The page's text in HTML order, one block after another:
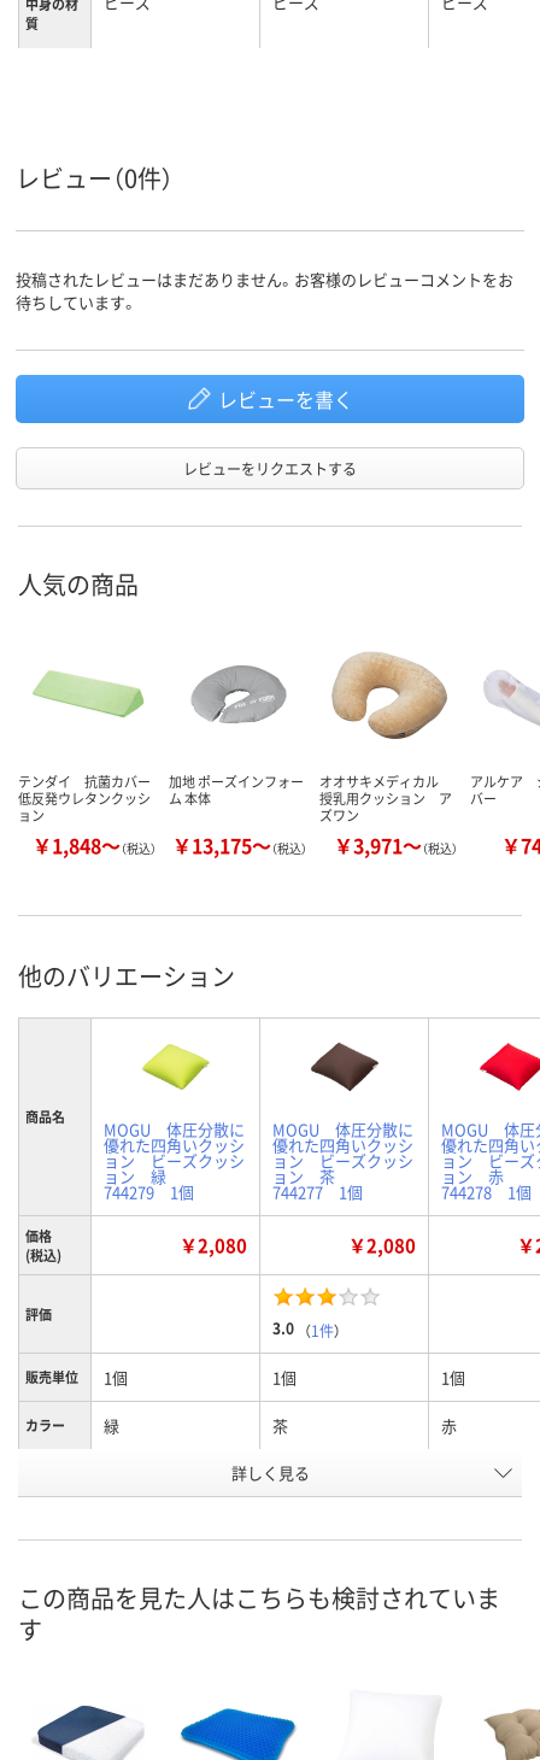
質
レビュー（0件）
投稿されたレビューはまだありません。お客様のレビューコメントをお
待ちしています。
レビューを書く
レビューをリクエストする
人気の商品
テンダイ 抗菌カバー
低反発ウレタンクッシ
ョン
￥1,848～（税込）
加地 ポーズインフォー
ム 本体
￥13,175～（税込）
オオサキメディカル
授乳用クッション ア
ズワン
￥3,971～（税込）
アルケア
バー
￥
他のバリエーション
商品名
MOGU 体圧分散に
優れた四角いクッシ
ョン ビーズクッシ
ョン 緑
744279 1個
MOGU 体圧分散に
優れた四角いクッシ
ョン ビーズクッシ
ョン 茶
744277 1個
MOGU 体圧
優れた四角い
ョン ビーズ
ョン 赤
744278 1個
価格
(税込)
￥2,080 ￥2,080
評価
3.0 （1件）
販売単位 1個 1個 1個
カラー 緑 茶 赤
2821836 2821872
8月8日（土）
詳しく見る
この商品を見た人はこちらも検討されていま
す